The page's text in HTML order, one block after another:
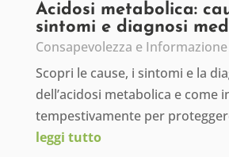
Acidosi metabolica:
sintomi e diagnosi
Consapevolezza e Informazione
Scopri le cause, i sintomi e la
dell’acidosi metabolica e come
tempestivamente per
leggi tutto